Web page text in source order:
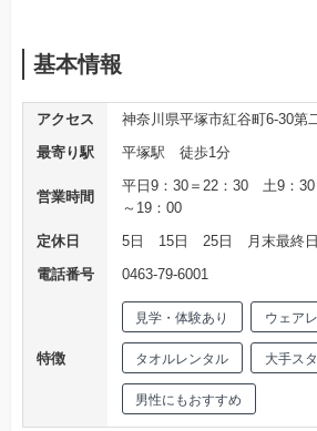
基本情報
アクセス
神奈川県平塚市紅谷町6-30第
最寄り駅
平塚駅 徒歩1分
営業時間
平日9：30＝22：30 土9：
～19：00
定休日
5日 15日 25日 月末最終
電話番号
0463-79-6001
特徴
見学・体験あり ウェア
タオルレンタル 大手ス
男性にもおすすめ